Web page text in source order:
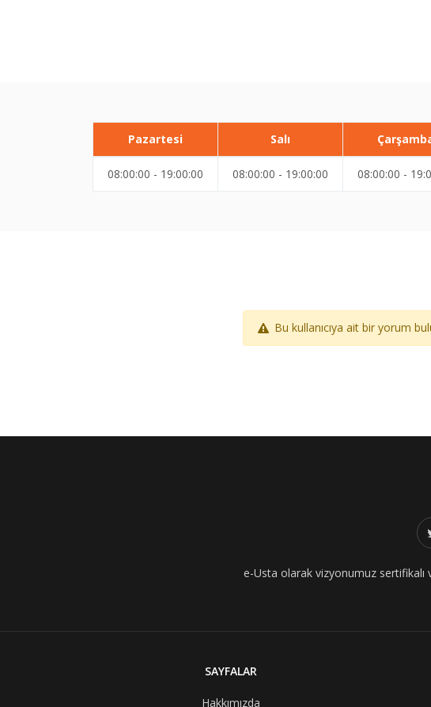
Pazartesi Salı
08:00:00 - 19:00:00 08:00:00 - 19:00:00 08:00:00 -
Bu kullanıcıya ait bir yorum
e-Usta olarak vizyonumuz sertifikalı
SAYFALAR
Hakkımızda